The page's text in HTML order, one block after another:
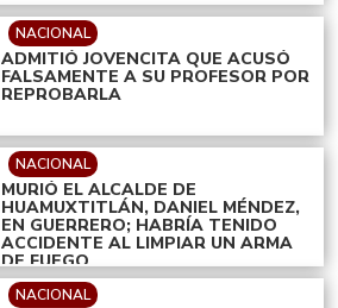
NACIONAL
ADMITIÓ JOVENCITA QUE ACUSÓ
FALSAMENTE A SU PROFESOR POR
REPROBARLA
NACIONAL
MURIÓ EL ALCALDE DE
HUAMUXTITLÁN, DANIEL MÉNDEZ,
EN GUERRERO; HABRÍA TENIDO
ACCIDENTE AL LIMPIAR UN ARMA
DE FUEGO
NACIONAL